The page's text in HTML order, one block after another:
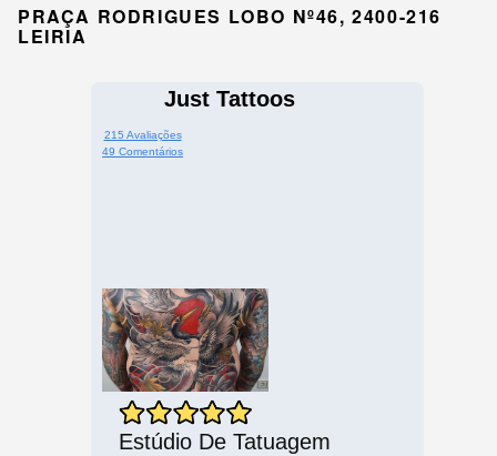
PRAÇA RODRIGUES LOBO Nº46, 2400-216
LEIRIA
Just Tattoos
215 Avaliações
49 Comentários
Estúdio De Tatuagem